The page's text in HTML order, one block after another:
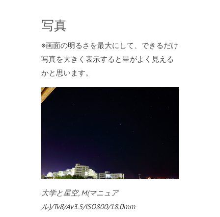
写真
※画面の明るさを最大にして、できるだけ
写真を大きく表示すると星がよく見える
かと思います。
大学と星空, M(マニュア
ル)/Tv8/Av3.5/ISO800/18.0mm